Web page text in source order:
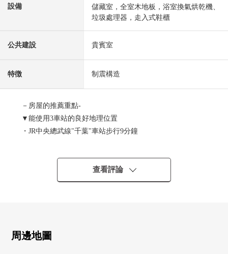
設備
儲藏室，全室木地板，浴室換氣烘乾機、
垃圾處理器，走入式鞋櫃
公共建設 貴賓室
特徴 制震構造
－房屋的推薦重點-
▼能使用3車站的良好地理位置
・JR中央總武線"千葉"車站步行9分鐘
・京成電鐵千葉線"千葉中央"車站步行5分鐘
▼Mansion的特徴
・雙重的防盜門系統
查看評論
周邊地圖